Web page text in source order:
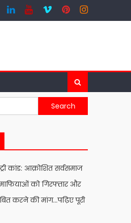
कांड: आक्रोशित सर्वसमाज
को गिरफ्तार और
करने की मांग…पढ़िए पूरी